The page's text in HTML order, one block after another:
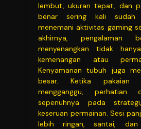
lembut, ukuran tepat, dan
benar sering kali sudah
menemani aktivitas gaming
akhirnya, pengalaman
menyenangkan tidak
kemenangan atau
Kenyamanan tubuh juga
besar. Ketika pakaian
mengganggu, perhatian
sepenuhnya pada
keseruan permainan. Sesi
lebih ringan, santai,